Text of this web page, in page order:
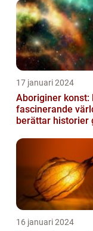
17 januari 2024
Aboriginer konst:
fascinerande
berättar historier
16 januari 2024